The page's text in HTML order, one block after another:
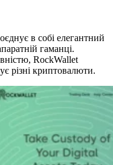
в собі елегантний
гаманці.
RockWallet
різні криптовалюти.